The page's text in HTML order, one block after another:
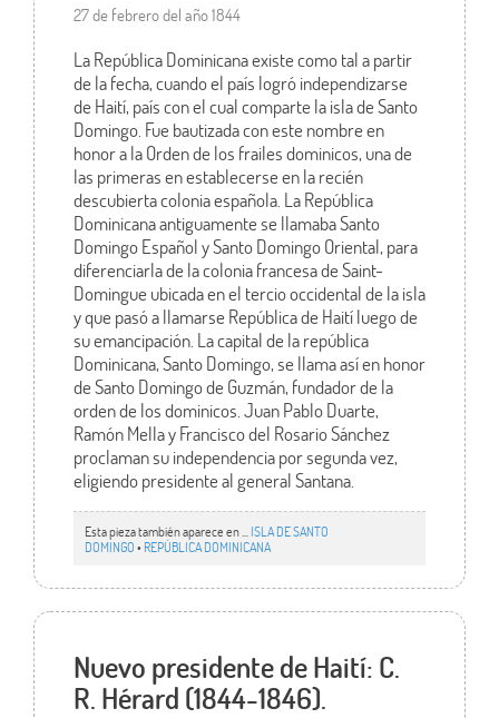
27 de febrero del año 1844
La República Dominicana existe como tal a partir
de la fecha, cuando el país logró independizarse
de Haití, país con el cual comparte la isla de Santo
Domingo. Fue bautizada con este nombre en
honor a la Orden de los frailes dominicos, una de
las primeras en establecerse en la recién
descubierta colonia española. La República
Dominicana antiguamente se llamaba Santo
Domingo Español y Santo Domingo Oriental, para
diferenciarla de la colonia francesa de Saint-
Domingue ubicada en el tercio occidental de la isla
y que pasó a llamarse República de Haití luego de
su emancipación. La capital de la república
Dominicana, Santo Domingo, se llama así en honor
de Santo Domingo de Guzmán, fundador de la
orden de los dominicos. Juan Pablo Duarte,
Ramón Mella y Francisco del Rosario Sánchez
proclaman su independencia por segunda vez,
eligiendo presidente al general Santana.
Esta pieza también aparece en ... ISLA DE SANTO
DOMINGO• REPÚBLICA DOMINICANA
Nuevo presidente de Haití: C.
R. Hérard (1844-1846).